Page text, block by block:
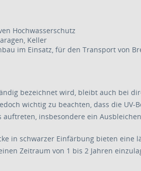
Hochwasserschutz
Keller
im Einsatz, für den Transport von
bezeichnet wird, bleibt auch bei
wichtig zu beachten, dass die
insbesondere ein
in schwarzer Einfärbung bieten
Zeitraum von 1 bis 2 Jahren